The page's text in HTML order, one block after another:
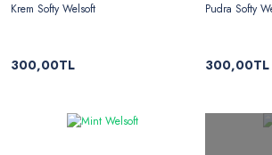
Krem Softy Welsoft
300,00TL
Pudra Softy
300,00TL